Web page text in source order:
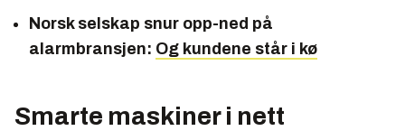
Norsk selskap snur opp-ned på
alarmbransjen: Og kundene står i kø
Smarte maskiner i nett